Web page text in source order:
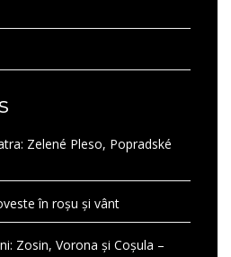
Zelené Pleso, Popradské
în roșu și vânt
Zosin, Vorona și Coșula –